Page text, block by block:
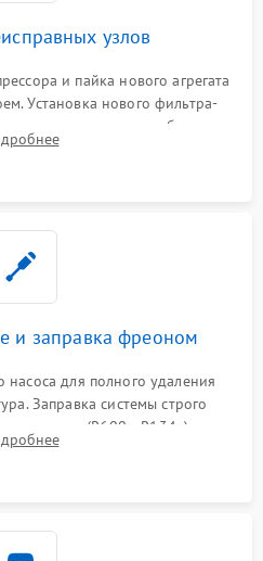
узлов
и пайка нового агрегата
Установка нового фильтра-
вентиляторов обдува,
дверных петель.
и заправка фреоном
для полного удаления
Заправка системы строго
(R600a, R134a) по
рабочего давления в системе.